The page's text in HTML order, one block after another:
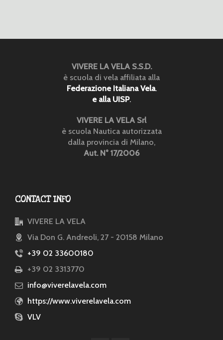
VIVERE LA VELA S.S.D.
è scuola di vela affiliata alla
Federazione Italiana Vela.
e alla UISP.
VIVERE LA VELA Srl
è scuola Nautica autorizzata
dalla provincia di Milano,
Aut. N° 17/2006
CONTACT INFO
VIVERE LA VELA
Via Don G. Andreoli, 27 - 20158 Milano
+39 02 33600180
+39 02 3313770
info@viverelavela.com
https://www.viverelavela.com
VLV